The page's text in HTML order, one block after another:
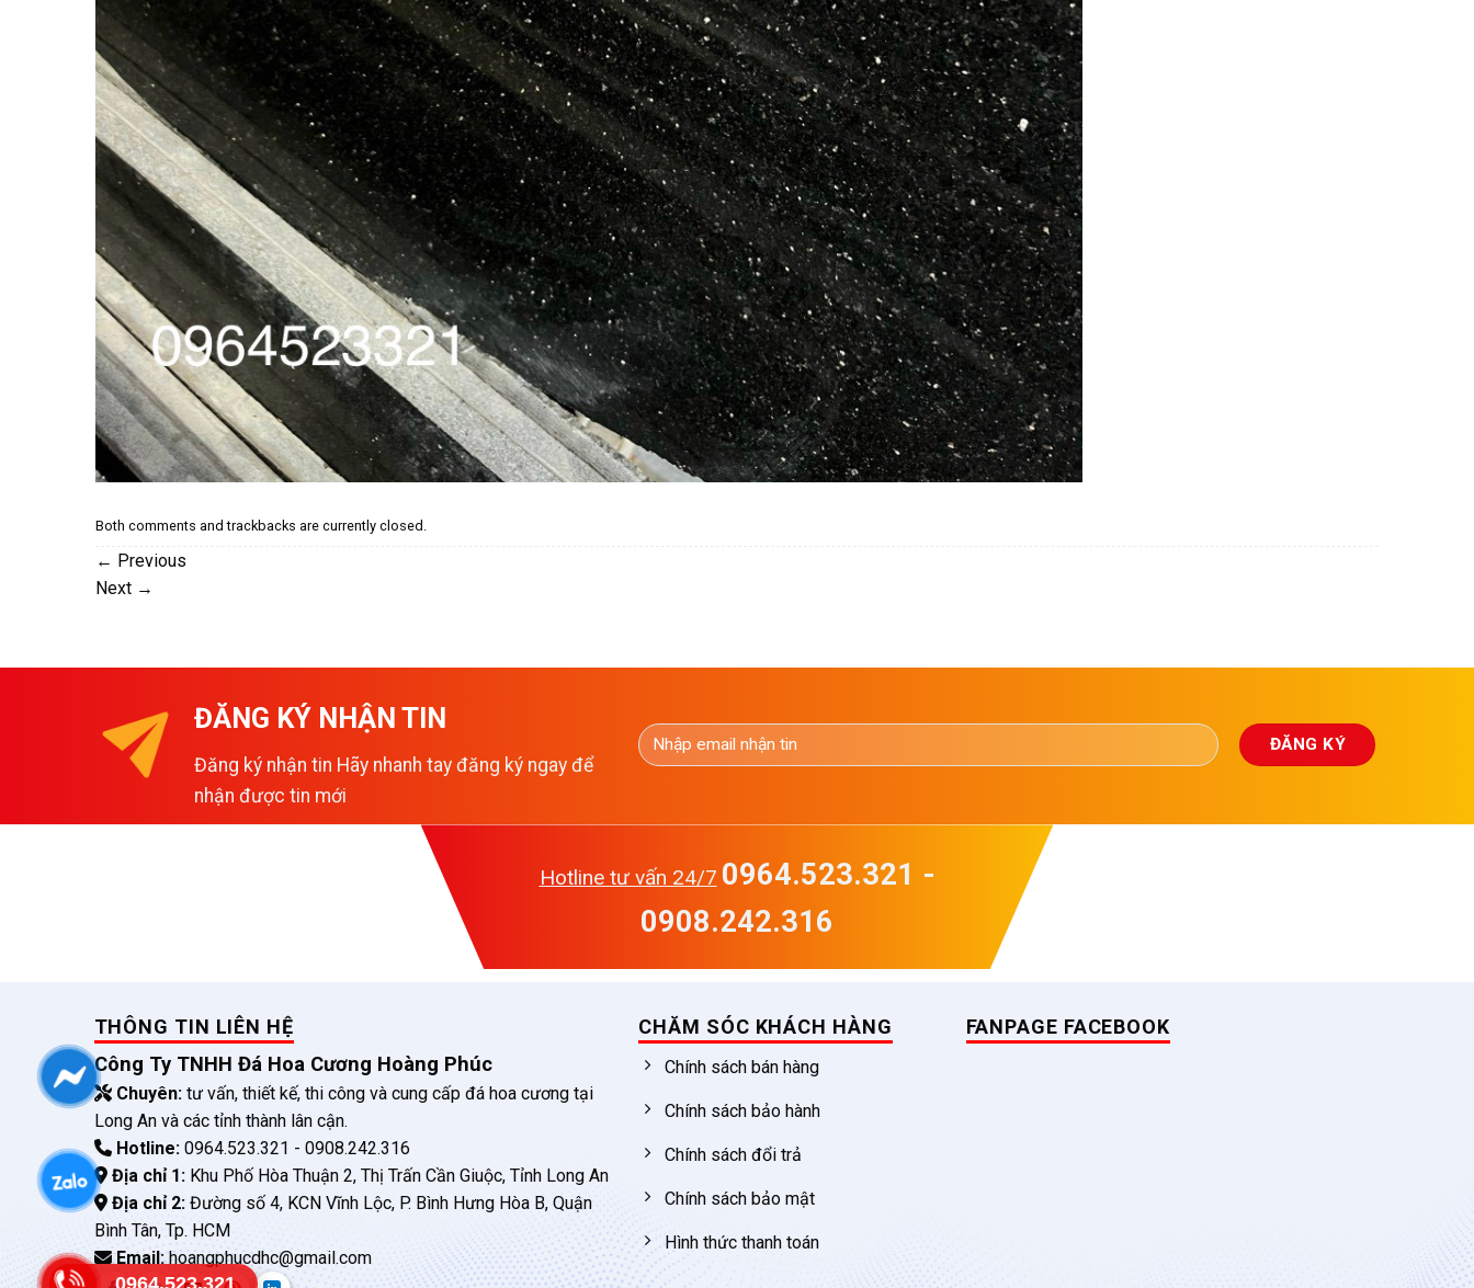
Both comments and trackbacks are currently closed.
← Previous
Next →
ĐĂNG KÝ NHẬN TIN
Đăng ký nhận tin Hãy nhanh tay đăng ký ngay để
nhận được tin mới
Hotline tư vấn 24/7 0964.523.321 -
0908.242.316
THÔNG TIN LIÊN HỆ
Công Ty TNHH Đá Hoa Cương Hoàng Phúc
Chuyên:tư vấn, thiết kế, thi công và cung cấp đá hoa cương tại
Long An và các tỉnh thành lân cận.
Hotline:0964.523.321 - 0908.242.316
Địa chỉ 1:Khu Phố Hòa Thuận 2, Thị Trấn Cần Giuộc, Tỉnh Long An
Địa chỉ 2:Đường số 4, KCN Vĩnh Lộc, P. Bình Hưng Hòa B, Quận
Bình Tân, Tp. HCM
Email:hoangphucdhc@gmail.com
CHĂM SÓC KHÁCH HÀNG
Chính sách bán hàng
Chính sách bảo hành
Chính sách đổi trả
Chính sách bảo mật
Hình thức thanh toán
FANPAGE FACEBOOK